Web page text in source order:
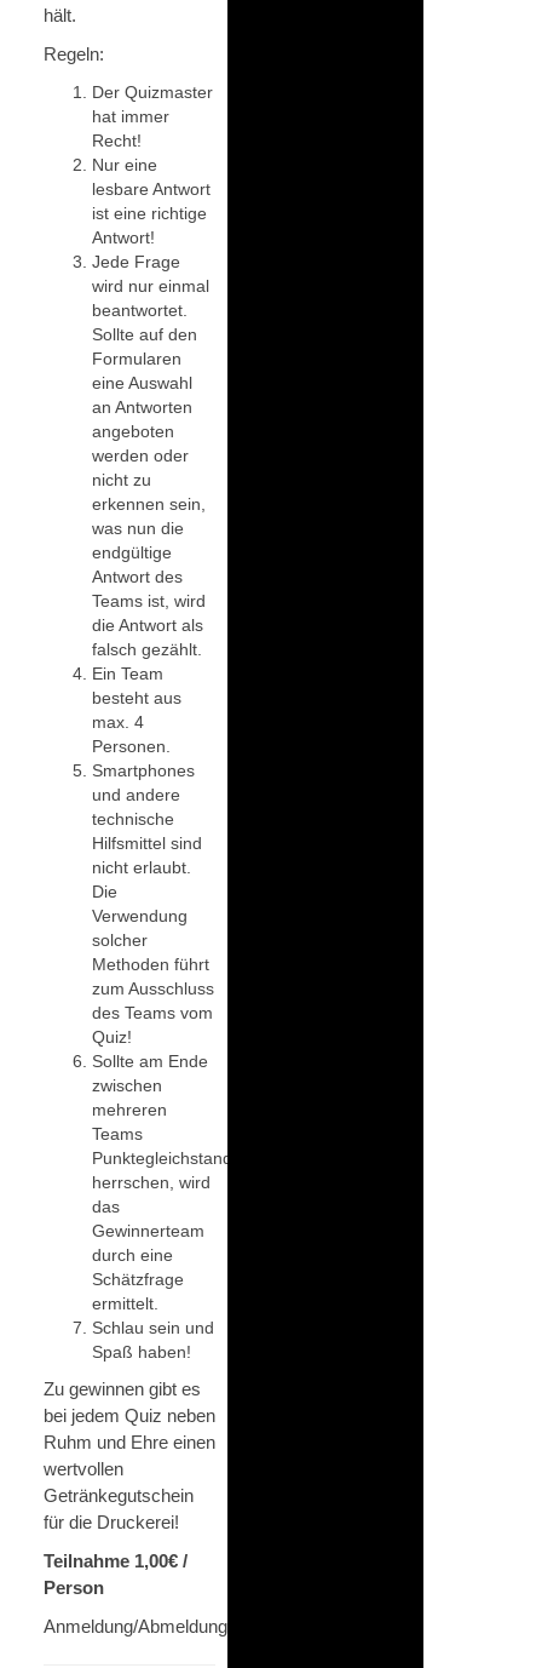
hält.
Regeln:
Der Quizmaster
hat immer
Recht!
Nur eine
lesbare Antwort
ist eine richtige
Antwort!
Jede Frage
wird nur einmal
beantwortet.
Sollte auf den
Formularen
eine Auswahl
an Antworten
angeboten
werden oder
nicht zu
erkennen sein,
was nun die
endgültige
Antwort des
Teams ist, wird
die Antwort als
falsch gezählt.
Ein Team
besteht aus
max. 4
Personen.
Smartphones
und andere
technische
Hilfsmittel sind
nicht erlaubt.
Die
Verwendung
solcher
Methoden führt
zum Ausschluss
des Teams vom
Quiz!
Sollte am Ende
zwischen
mehreren
Teams
Punktegleichstand
herrschen, wird
das
Gewinnerteam
durch eine
Schätzfrage
ermittelt.
Schlau sein und
Spaß haben!
Zu gewinnen gibt es
bei jedem Quiz neben
Ruhm und Ehre einen
wertvollen
Getränkegutschein
für die Druckerei!
Teilnahme 1,00€ /
Person
Anmeldung/Abmeldung/Fragen: